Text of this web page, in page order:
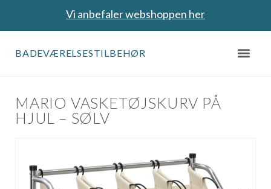
Vi anbefaler webshoppen her
BADEVÆRELSESTILBEHØR
MARIO VASKETØJSKURV PÅ
HJUL – SØLV